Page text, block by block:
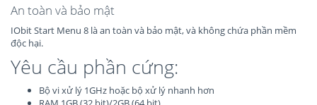
An toàn và bảo mật
IObit Start Menu 8 là an toàn và bảo mật, và không chứa phần mềm
độc hại.
Yêu cầu phần cứng:
Bộ vi xử lý 1GHz hoặc bộ xử lý nhanh hơn